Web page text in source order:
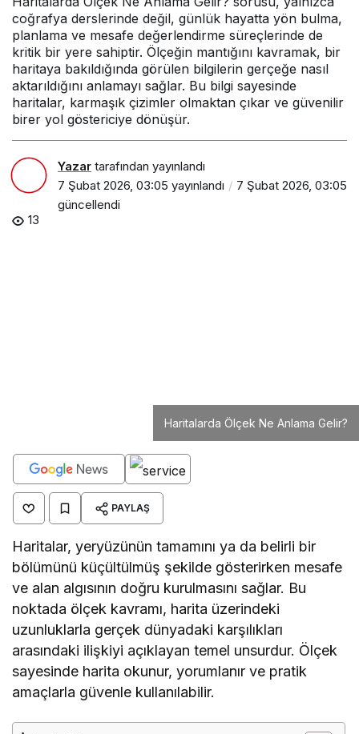
coğrafya derslerinde değil, günlük hayatta yön bulma,
planlama ve mesafe değerlendirme süreçlerinde de
kritik bir yere sahiptir. Ölçeğin mantığını kavramak, bir
haritaya bakıldığında görülen bilgilerin gerçeğe nasıl
aktarıldığını anlamayı sağlar. Bu bilgi sayesinde
haritalar, karmaşık çizimler olmaktan çıkar ve güvenilir
birer yol göstericiye dönüşür.
Yazar tarafından yayınlandı
7 Şubat 2026, 03:05 yayınlandı
7 Şubat 2026, 03:05
güncellendi
13
ve alan algısının doğru kurulmasını sağlar. Bu
noktada ölçek kavramı, harita üzerindeki
uzunluklarla gerçek dünyadaki karşılıkları
arasındaki ilişkiyi açıklayan temel unsurdur. Ölçek
sayesinde harita okunur, yorumlanır ve pratik
amaçlarla güvenle kullanılabilir.
İçindekiler
Haritalarda Ölçek Ne Anlama Gelir?
Harita Ölçeği Türleri Nelerdir?
Kesir Ölçek Nasıl İfade Edilir?
Çizgi Ölçek Ne İşe Yarar?
Sözel Ölçek Nerelerde Kullanılır?
Büyük Ölçekli ve Küçük Ölçekli Haritalar Ne Anlatır?
Büyük Ölçekli Haritaların Özellikleri Nelerdir?
Ölçek Hesaplamaları Nasıl Yapılır?